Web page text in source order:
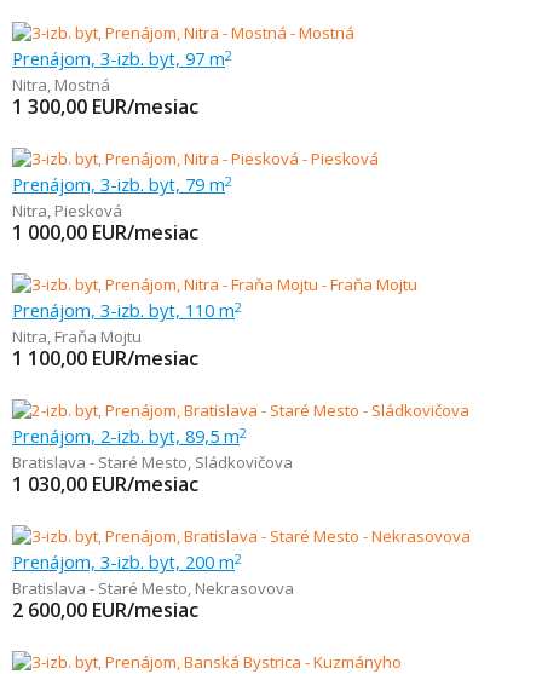
Prenájom, 3-izb. byt, 97 m2
Nitra, Mostná
1 300,00 EUR/mesiac
Prenájom, 3-izb. byt, 79 m2
Nitra, Piesková
1 000,00 EUR/mesiac
Prenájom, 3-izb. byt, 110 m2
Nitra, Fraňa Mojtu
1 100,00 EUR/mesiac
Prenájom, 2-izb. byt, 89,5 m2
Bratislava - Staré Mesto, Sládkovičova
1 030,00 EUR/mesiac
Prenájom, 3-izb. byt, 200 m2
Bratislava - Staré Mesto, Nekrasovova
2 600,00 EUR/mesiac